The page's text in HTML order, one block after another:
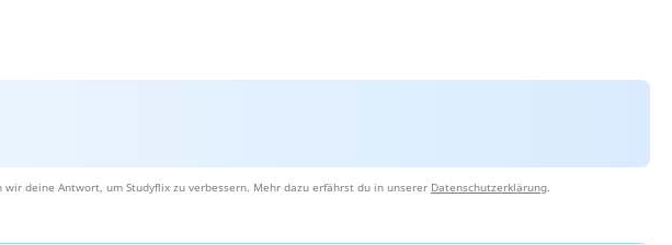
deine Antwort, um Studyflix zu verbessern. Mehr dazu erfährst du in unserer Datenschutzerklärung.